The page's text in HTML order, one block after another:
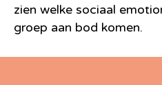
zien welke sociaal
groep aan bod komen.